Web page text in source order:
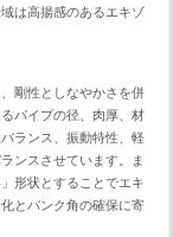
は高揚感のあるエキゾ
剛性としなやかさを併
パイプの径、肉厚、材
ランス、振動特性、軽
ンスさせています。ま
形状とすることでエキ
とバンク角の確保に寄